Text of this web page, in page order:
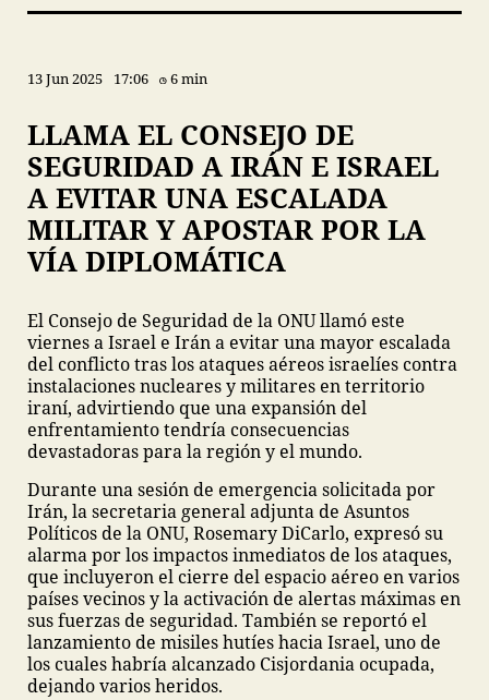
13 Jun 2025 17:06 6 min
LLAMA EL CONSEJO DE
SEGURIDAD A IRÁN E ISRAEL
A EVITAR UNA ESCALADA
MILITAR Y APOSTAR POR LA
VÍA DIPLOMÁTICA
El Consejo de Seguridad de la ONU llamó este
viernes a Israel e Irán a evitar una mayor escalada
del conflicto tras los ataques aéreos israelíes contra
instalaciones nucleares y militares en territorio
iraní, advirtiendo que una expansión del
enfrentamiento tendría consecuencias
devastadoras para la región y el mundo.
Durante una sesión de emergencia solicitada por
Irán, la secretaria general adjunta de Asuntos
Políticos de la ONU, Rosemary DiCarlo, expresó su
alarma por los impactos inmediatos de los ataques,
que incluyeron el cierre del espacio aéreo en varios
países vecinos y la activación de alertas máximas en
sus fuerzas de seguridad. También se reportó el
lanzamiento de misiles hutíes hacia Israel, uno de
los cuales habría alcanzado Cisjordania ocupada,
dejando varios heridos.